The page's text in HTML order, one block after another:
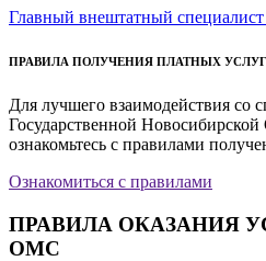
Главный внештатный
ПРАВИЛА ПОЛУЧЕНИЯ ПЛАТНЫХ УСЛУГ
Для лучшего взаимодействия со
Государственной
ознакомьтесь с правилами
Ознакомиться с правилами
ПРАВИЛА ОКАЗАНИЯ
ОМС